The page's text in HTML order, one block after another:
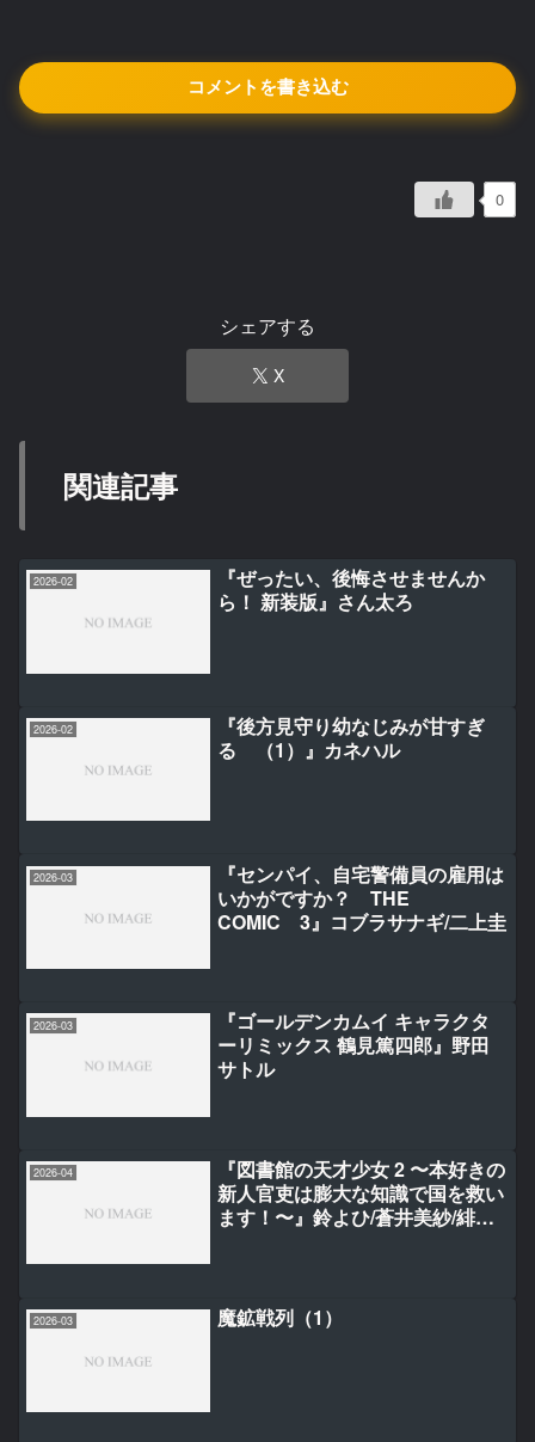
コメントを書き込む
0
シェアする
X
関連記事
2026-02
『ぜったい、後悔させませんか
ら！ 新装版』さん太ろ
2026-02
『後方見守り幼なじみが甘すぎ
る （1）』カネハル
2026-03
『センパイ、自宅警備員の雇用は
いかがですか？ THE
COMIC 3』コブラサナギ/二上圭
2026-03
『ゴールデンカムイ キャラクタ
ーリミックス 鶴見篤四郎』野田
サトル
2026-04
『図書館の天才少女 2 〜本好きの
新人官吏は膨大な知識で国を救い
ます！〜』鈴よひ/蒼井美紗/緋原
2026-03 魔鉱戦列（1）